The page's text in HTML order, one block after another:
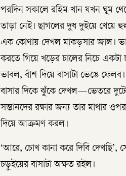
পরদিন সকালে রহিম খান যখন ঘুম
তাড়া নেই। ছাগলের দুধ দুইয়ে খেয়ে
এক কোণায় দেখল মাকড়সার জাল।
করতে গিয়ে খড়ের চালের নিচে একটা
ভাবল, বাঁশ দিয়ে বাসাটা ভেঙে
বাসার দিকে ঝুঁকে দেখল—ভেতরে দুটো
সন্তানদের রক্ষার জন্য তার মাথার
দিয়ে আক্রমণ করল।
‘আরে, চোখ কানা করে দিবি দেখছি’,
চড়ুইয়ের বাসাটা অক্ষত রইল।